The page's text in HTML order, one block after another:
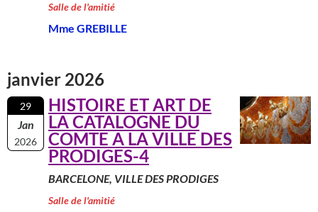
Salle de l'amitié
Mme GREBILLE
janvier 2026
29
Jan
2026
HISTOIRE ET ART DE
LA CATALOGNE DU
COMTE A LA VILLE DES
PRODIGES-4
BARCELONE, VILLE DES PRODIGES
Salle de l'amitié